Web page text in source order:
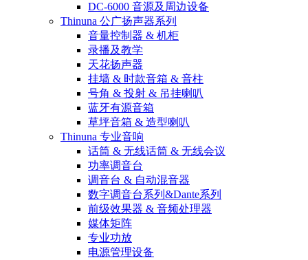
DC-6000 音源及周边设备
Thinuna 公广扬声器系列
音量控制器 & 机柜
录播及教学
天花扬声器
挂墙 & 时款音箱 & 音柱
号角 & 投射 & 吊挂喇叭
蓝牙有源音箱
草坪音箱 & 造型喇叭
Thinuna 专业音响
话筒 & 无线话筒 & 无线会议
功率调音台
调音台 & 自动混音器
数字调音台系列&Dante系列
前级效果器 & 音频处理器
媒体矩阵
专业功放
电源管理设备